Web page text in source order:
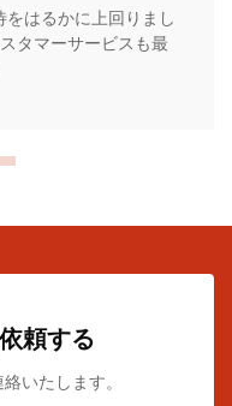
はるかに上回りまし
タマーサービスも最
頼する
いたします。